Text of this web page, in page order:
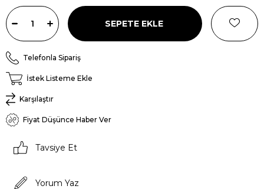
Telefonla Sipariş
İstek Listeme Ekle
Karşılaştır
Fiyat Düşünce Haber Ver
Tavsiye Et
Yorum Yaz